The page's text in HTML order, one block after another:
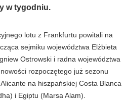
w tygodniu.
lotu z Frankfurtu powitali na
sejmiku województwa Elżbieta
Ostrowski i radna województwa
rozpoczętego już sezonu
na hiszpańskiej Costa Blanca
i Egiptu (Marsa Alam).